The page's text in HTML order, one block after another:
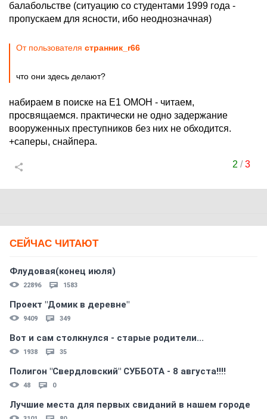
балабольстве (ситуацию со студентами 1999 года -
пропускаем для ясности, ибо неоднозначная)
От пользователя странник_r66
что они здесь делают?
набираем в поиске на Е1 ОМОН - читаем,
просвящаемся. практически не одно задержание
вооруженных преступников без них не обходится.
+саперы, снайпера.
2 /3
СЕЙЧАС ЧИТАЮТ
Флудовая(конец июля)
22896 1583
Проект "Домик в деревне"
9409 349
Вот и сам столкнулся - старые родители...
1938 35
Полигон "Свердловский" СУББОТА - 8 августа!!!!
48 0
Лучшие места для первых свиданий в нашем городе